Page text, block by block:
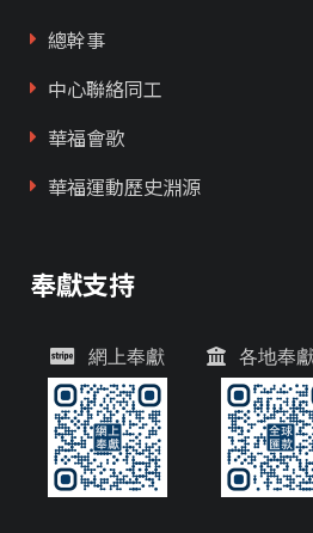
總幹事
中心聯絡同工
華福會歌
華福運動歷史淵源
奉獻支持
網上奉獻 各地奉